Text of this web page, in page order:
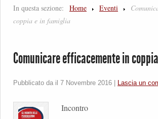
In questa sezione: Home Eventi
coppia e in famiglia
Comunicare efficacemente in
Pubblicato da il 7 Novembre 2016 Lascia un
Incontro